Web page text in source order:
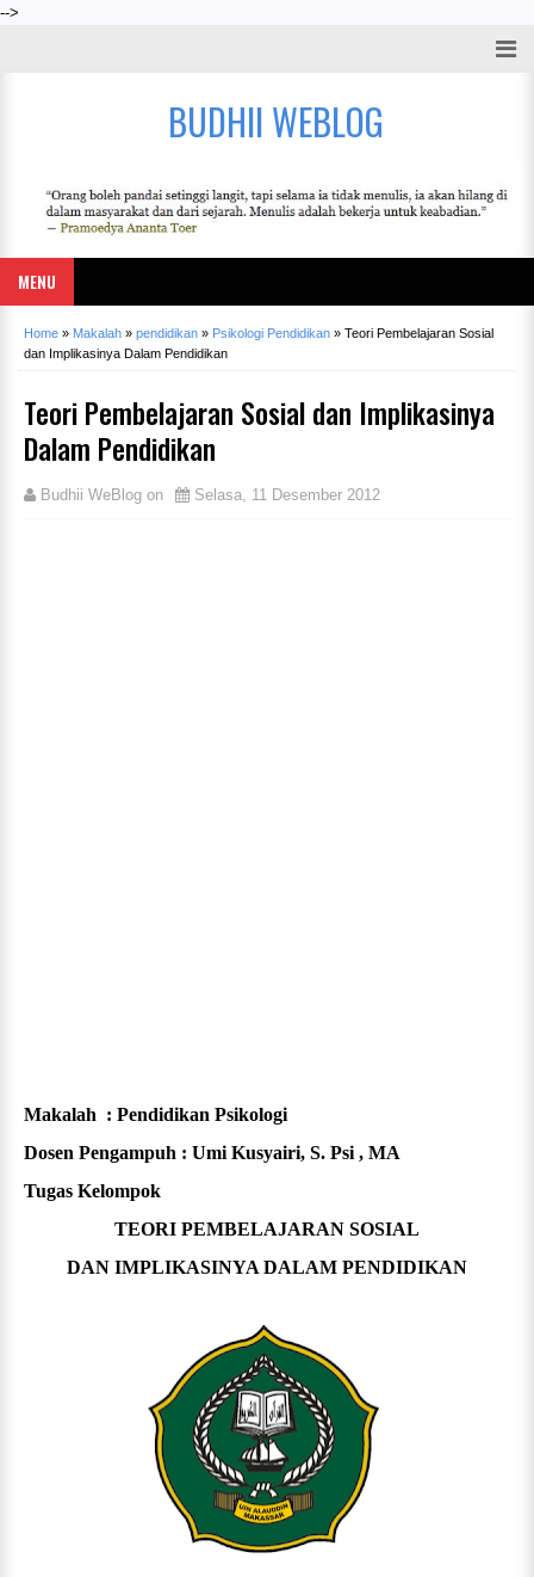
-->
BUDHII WEBLOG
MENU
Home » Makalah » pendidikan » Psikologi Pendidikan » Teori Pembelajaran Sosial
dan Implikasinya Dalam Pendidikan
Teori Pembelajaran Sosial dan Implikasinya
Dalam Pendidikan
Budhii WeBlog on Selasa, 11 Desember 2012
Makalah : Pendidikan Psikologi
Dosen Pengampuh : Umi Kusyairi, S. Psi , MA
Tugas Kelompok
TEORI PEMBELAJARAN SOSIAL
DAN IMPLIKASINYA DALAM PENDIDIKAN